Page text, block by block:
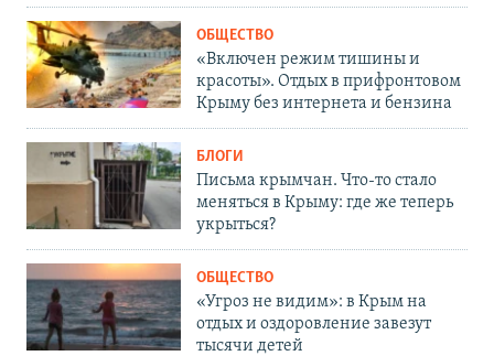
ОБЩЕСТВО
«Включен режим тишины и
красоты». Отдых в прифронтовом
Крыму без интернета и бензина
БЛОГИ
Письма крымчан. Что-то стало
меняться в Крыму: где же теперь
укрыться?
ОБЩЕСТВО
«Угроз не видим»: в Крым на
отдых и оздоровление завезут
тысячи детей